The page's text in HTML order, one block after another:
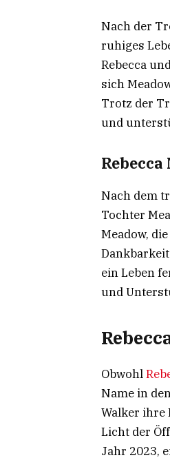
Nach der
ruhiges
Rebecca
sich
Trotz der
und
Nach dem
Tochter
Meadow,
ein Leben
und
Obwohl
Name in
Walker ihre
Licht der
Jahr 2023,